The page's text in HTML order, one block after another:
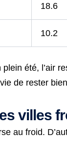
18.6
10.2
été, l’air
de rester
villes
au froid.